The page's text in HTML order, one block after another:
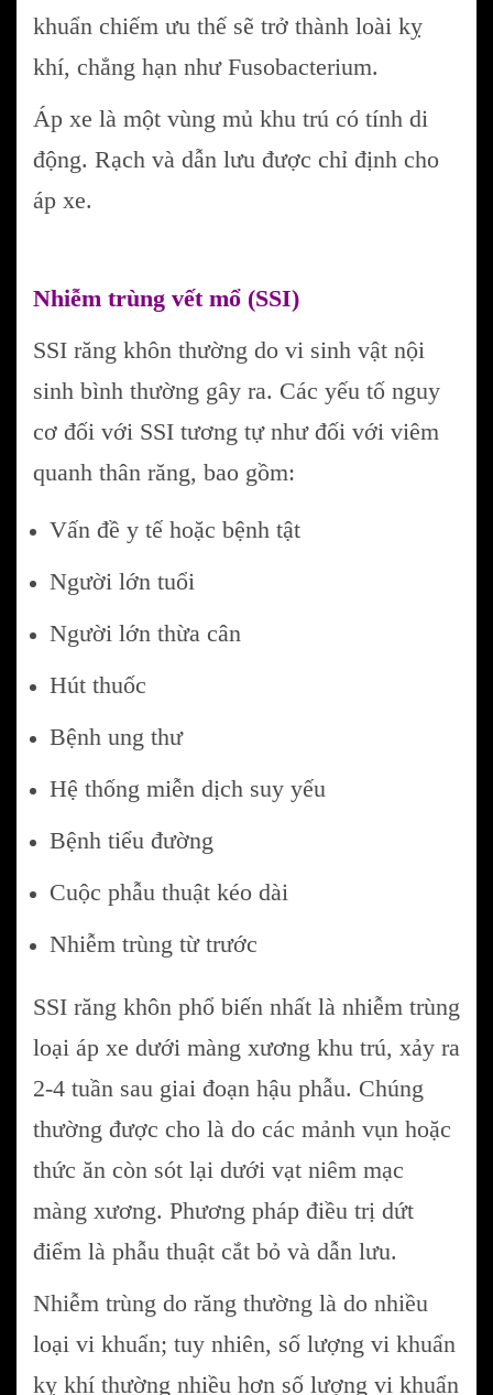
khuẩn chiếm ưu thế sẽ trở thành loài kỵ
khí, chẳng hạn như Fusobacterium.
Áp xe là một vùng mủ khu trú có tính di
động. Rạch và dẫn lưu được chỉ định cho
áp xe.
Nhiễm trùng vết mổ (SSI)
SSI răng khôn thường do vi sinh vật nội
sinh bình thường gây ra. Các yếu tố nguy
cơ đối với SSI tương tự như đối với viêm
quanh thân răng, bao gồm:
Vấn đề y tế hoặc bệnh tật
Người lớn tuổi
Người lớn thừa cân
Hút thuốc
Bệnh ung thư
Hệ thống miễn dịch suy yếu
Bệnh tiểu đường
Cuộc phẫu thuật kéo dài
Nhiễm trùng từ trước
SSI răng khôn phổ biến nhất là nhiễm trùng
loại áp xe dưới màng xương khu trú, xảy ra
2-4 tuần sau giai đoạn hậu phẫu. Chúng
thường được cho là do các mảnh vụn hoặc
thức ăn còn sót lại dưới vạt niêm mạc
màng xương. Phương pháp điều trị dứt
điểm là phẫu thuật cắt bỏ và dẫn lưu.
Nhiễm trùng do răng thường là do nhiều
loại vi khuẩn; tuy nhiên, số lượng vi khuẩn
kỵ khí thường nhiều hơn số lượng vi khuẩn